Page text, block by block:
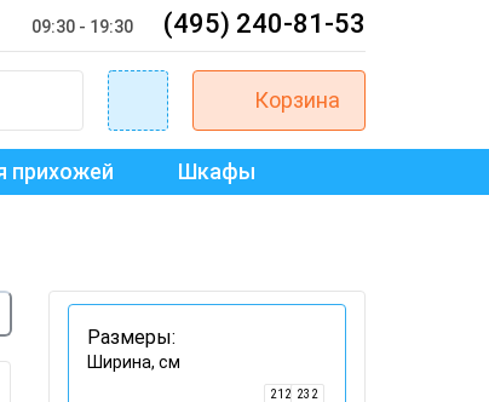
09:30 - 19:30 (495) 240-81-53
Корзина
прихожей Шкафы
Размеры:
Ширина, см
212 232